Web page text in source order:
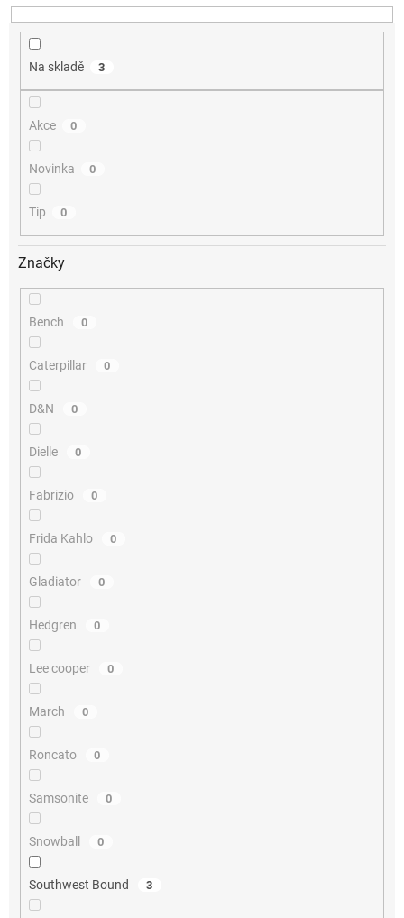
u
Na skladě 3
Akce 0
Novinka 0
Tip 0
Značky
Bench 0
Caterpillar 0
D&N 0
Dielle 0
Fabrizio 0
Frida Kahlo 0
Gladiator 0
Hedgren 0
Lee cooper 0
March 0
Roncato 0
Samsonite 0
Snowball 0
Southwest Bound 3